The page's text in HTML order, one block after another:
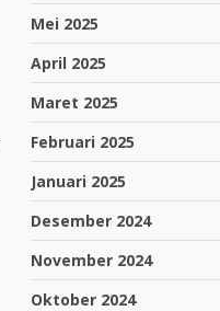
Mei 2025
April 2025
Maret 2025
Februari 2025
Januari 2025
Desember 2024
November 2024
Oktober 2024